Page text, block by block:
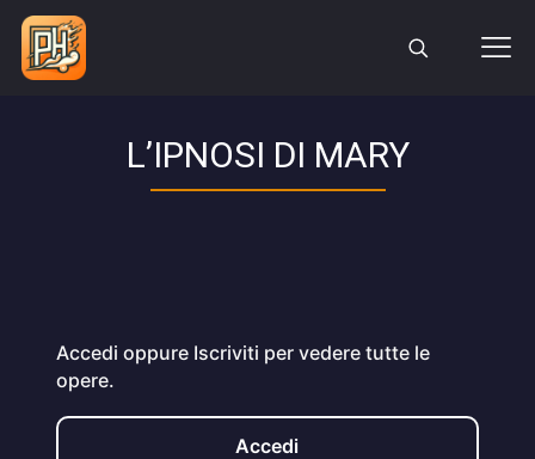
L’IPNOSI DI MARY
Accedi oppure Iscriviti per vedere tutte le
opere.
Accedi